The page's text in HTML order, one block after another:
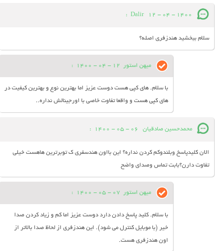
Dalir 12 - 04 - 1400
:
سلام ببخشید هندزفری اصله؟
میهن استور 12 - 04 - 1400
:
با سلام. های کپی هست دوست عزیز اما بهترین نوع و بهترین کیفیت در
های کپی هست و واقعا تفاوت خاصی با اورجینالش نداره..
محمدحسین صادقیان 06 - 05 - 1400
:
الان کلیدپاسخ وبلندوکم کردن نداره؟ این بااون هندسفری ک توبرترین هاهست خیلی
تفاوت دارن؟بابت تماس وصدای واضح
میهن استور 07 - 05 - 1400
:
با سلام. کلید پاسخ دادن دارد دوست عزیز اما کم و زیاد کردن صدا
خیر (با موبایل کنترل می شود). این هندزفری از لحاظ صدا بالاتر از
اون هندزفری هست.